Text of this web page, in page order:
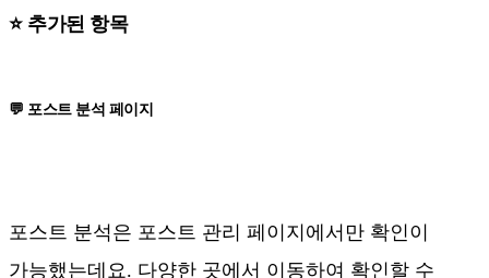
⭐ 추가된 항목
💬 포스트 분석 페이지
포스트 분석은 포스트 관리 페이지에서만 확인이
가능했는데요. 다양한 곳에서 이동하여 확인할 수